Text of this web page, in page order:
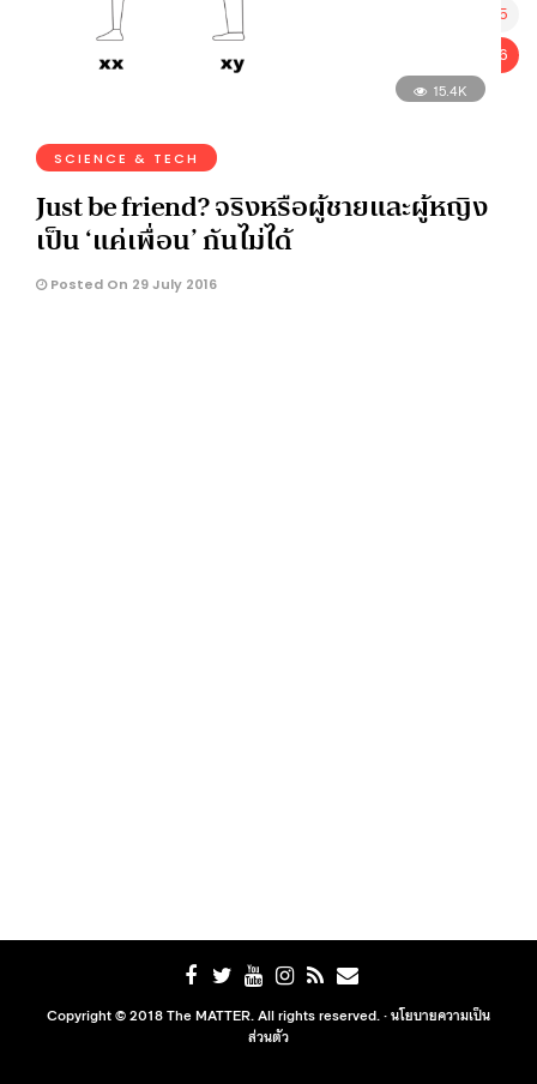
15.4K
SCIENCE & TECH
Just be friend? จริงหรือผู้ชายและผู้หญิง
เป็น ‘แค่เพื่อน’ กันไม่ได้
Posted On 29 July 2016
15
16
Copyright © 2018 The MATTER. All rights reserved. ·นโยบายความเป็น
ส่วนตัว